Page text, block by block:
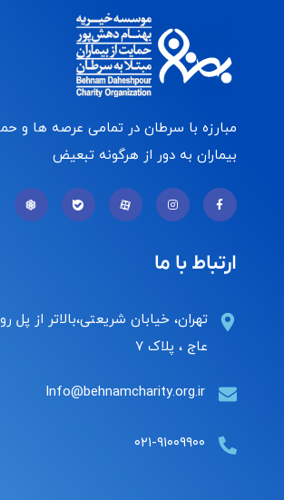
مبارزه با سرطان در تمامی عرصه ها و
بیماران به دور از هرگونه تبعیض
ارتباط با ما
تهران، خیابان شریعتی،بالاتر از پل
عاج ، پلاک ۷
Info@behnamcharity.org.ir
۰۲۱-۹۱۰۰۹۹۰۰